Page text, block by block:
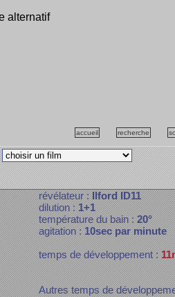
alternatif
accueil recherche
révélateur :Ilford ID11
dilution :1+1
température du bain :20°
agitation :10sec par minute
temps de développement :
Autres temps de